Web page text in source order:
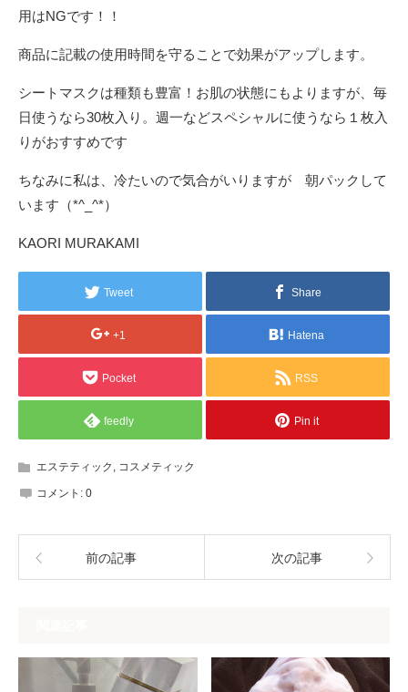
用はNGです！！
商品に記載の使用時間を守ることで効果がアップします。
シートマスクは種類も豊富！お肌の状態にもよりますが、毎
日使うなら30枚入り。週一などスペシャルに使うなら１枚入
りがおすすめです
ちなみに私は、冷たいので気合がいりますが 朝パックして
います（*^_^*）
KAORI MURAKAMI
Tweet Share
+1 Hatena
Pocket RSS
feedly Pin it
エステティック コスメティック
コメント: 0
前の記事 次の記事